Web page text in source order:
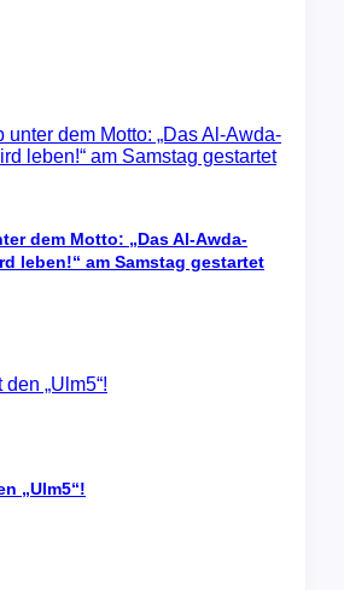
dem Motto: „Das Al-Awda-
leben!“ am Samstag gestartet
„Ulm5“!